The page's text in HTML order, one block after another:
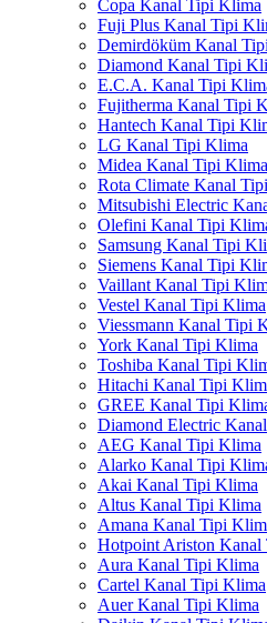
Copa Kanal Tipi Klima
Fuji Plus Kanal Tipi
Demirdöküm Kanal
Diamond Kanal Tipi
E.C.A. Kanal Tipi
Fujitherma Kanal Tipi
Hantech Kanal Tipi
LG Kanal Tipi Klima
Midea Kanal Tipi Klima
Rota Climate Kanal
Mitsubishi Electric
Olefini Kanal Tipi
Samsung Kanal Tipi
Siemens Kanal Tipi
Vaillant Kanal Tipi
Vestel Kanal Tipi Klima
Viessmann Kanal Tipi
York Kanal Tipi Klima
Toshiba Kanal Tipi
Hitachi Kanal Tipi
GREE Kanal Tipi
Diamond Electric
AEG Kanal Tipi Klima
Alarko Kanal Tipi
Akai Kanal Tipi Klima
Altus Kanal Tipi Klima
Amana Kanal Tipi
Hotpoint Ariston
Aura Kanal Tipi Klima
Cartel Kanal Tipi Klima
Auer Kanal Tipi Klima